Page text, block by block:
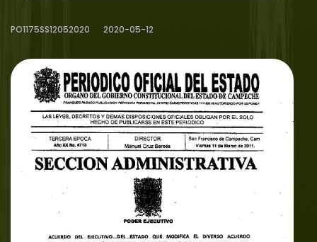
PO1175SS12052020 2020-05-12